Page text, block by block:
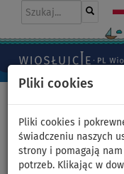
Pliki cookies
Pliki cookies i
świadczeniu naszych
strony i pomagają
potrzeb. Klikając w
Komplet